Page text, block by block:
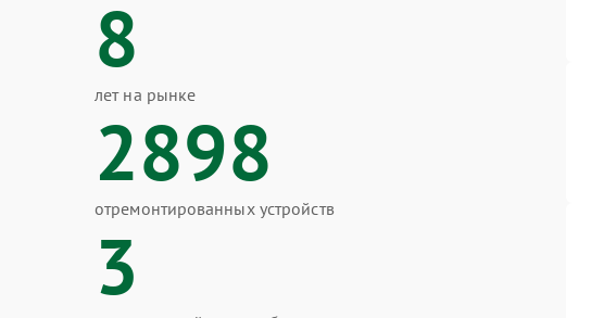
8
лет на рынке
2898
отремонтированных устройств
3